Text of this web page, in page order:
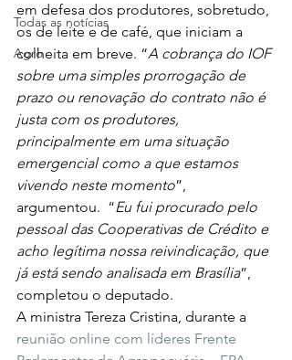
Todas as notícias
Agro
em defesa dos produtores, sobretudo,
os de leite e de café, que iniciam a
colheita em breve. “A cobrança do IOF
sobre uma simples prorrogação de
prazo ou renovação do contrato não é
justa com os produtores,
principalmente em uma situação
emergencial como a que estamos
vivendo neste momento”,
argumentou.  “Eu fui procurado pelo
pessoal das Cooperativas de Crédito e
acho legítima nossa reivindicação, que
já está sendo analisada em Brasília”,
completou o deputado.
A ministra Tereza Cristina, durante a
reunião online com líderes Frente